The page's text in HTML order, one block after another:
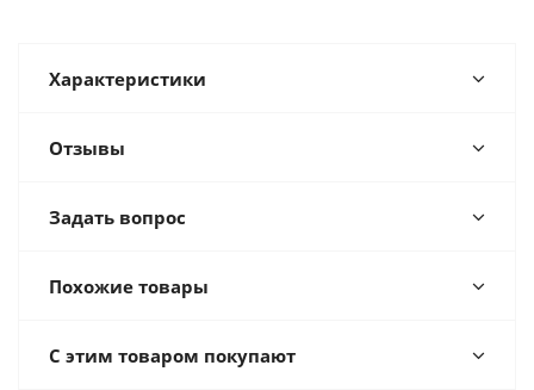
Характеристики
Отзывы
Задать вопрос
Похожие товары
С этим товаром покупают